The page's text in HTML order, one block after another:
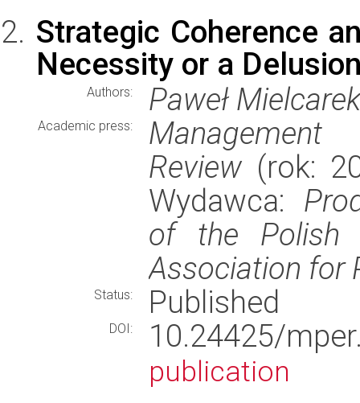
Strategic Coherence
Necessity or a
Authors: Paweł Mielcarek
Academic press:
Review (rok:
Wydawca:
of the Polish
Association for
Status: Published
DOI: 10.24425/
publication